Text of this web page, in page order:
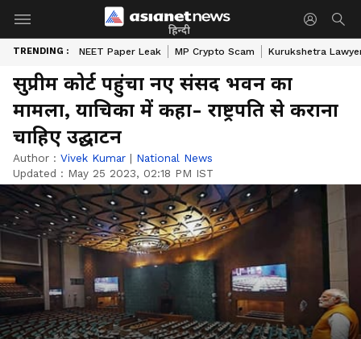
हिन्दी
TRENDING : NEET Paper Leak MP Crypto Scam Kurukshetra
सुप्रीम कोर्ट पहुंचा नए संसद भवन का
मामला, याचिका में कहा- राष्ट्रपति से कराना
चाहिए उद्घाटन
Author : Vivek Kumar | National News
Updated : May 25 2023, 02:18 PM IST